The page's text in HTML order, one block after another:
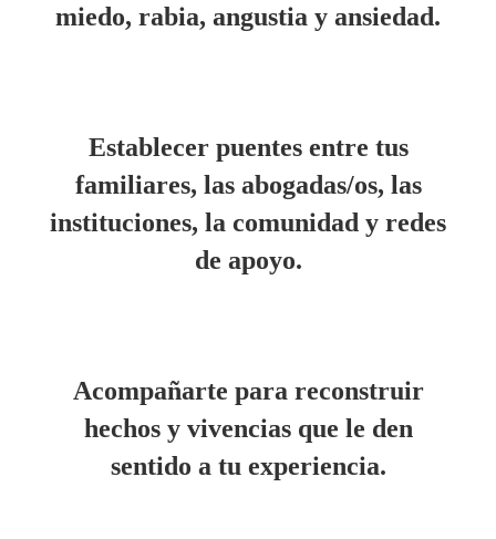
miedo, rabia, angustia y ansiedad.
Establecer puentes entre tus
familiares, las abogadas/os, las
instituciones, la comunidad y redes
de apoyo.
Acompañarte para reconstruir
hechos y vivencias que le den
sentido a tu experiencia.